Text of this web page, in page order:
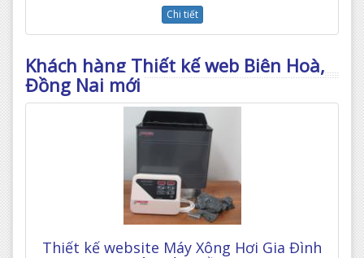
Chi tiết
Khách hàng Thiết kế web Biên Hoà,
Đồng Nai mới
Thiết kế website Máy Xông Hơi Gia Đình